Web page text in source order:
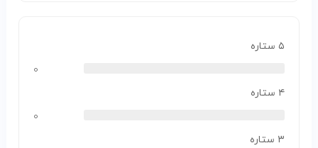
۵ ستاره
۰
۴ ستاره
۰
۳ ستاره